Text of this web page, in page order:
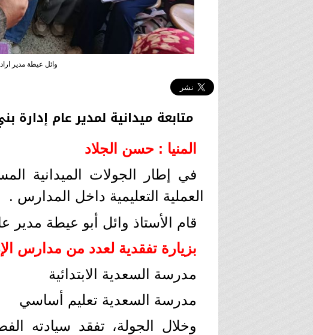
وائل عيطة مدير
متابعة ميدانية لمدير عام إدارة
المنيا : حسن الجلاد
في إطار الجولات الميدانية
العملية التعليمية داخل المدارس .
قام الأستاذ وائل أبو عيطة مدير
بزيارة تفقدية لعدد من مدارس
مدرسة السعدية الابتدائية
مدرسة السعدية تعليم أساسي
وخلال الجولة، تفقد سيادته